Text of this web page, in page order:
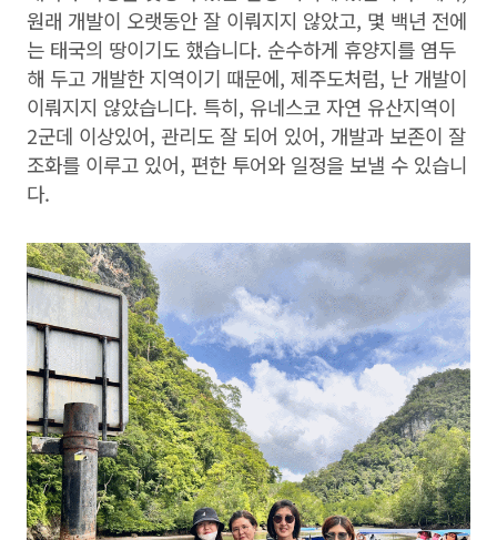
원래 개발이 오랫동안 잘 이뤄지지 않았고, 몇 백년 전에
는 태국의 땅이기도 했습니다. 순수하게 휴양지를 염두
해 두고 개발한 지역이기 때문에, 제주도처럼, 난 개발이
이뤄지지 않았습니다. 특히, 유네스코 자연 유산지역이
2군데 이상있어, 관리도 잘 되어 있어, 개발과 보존이 잘
조화를 이루고 있어, 편한 투어와 일정을 보낼 수 있습니
다.